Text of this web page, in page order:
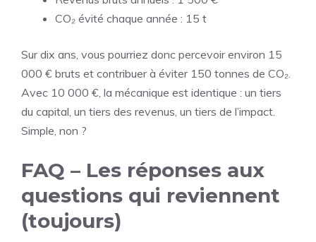
CO₂ évité chaque année : 15 t
Sur dix ans, vous pourriez donc percevoir environ 15
000 € bruts et contribuer à éviter 150 tonnes de CO₂.
Avec 10 000 €, la mécanique est identique : un tiers
du capital, un tiers des revenus, un tiers de l’impact.
Simple, non ?
FAQ – Les réponses aux
questions qui reviennent
(toujours)